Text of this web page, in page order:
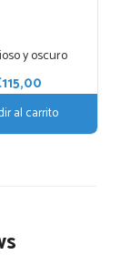
y oscuro
115,00
al carrito